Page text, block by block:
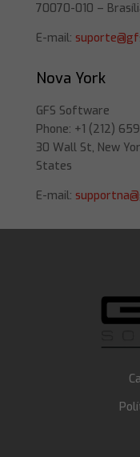
70070-010 –
E-mail:
Nova York
GFS Software
Phone: +1 (212)
30 Wall St, New
States
E-mail: